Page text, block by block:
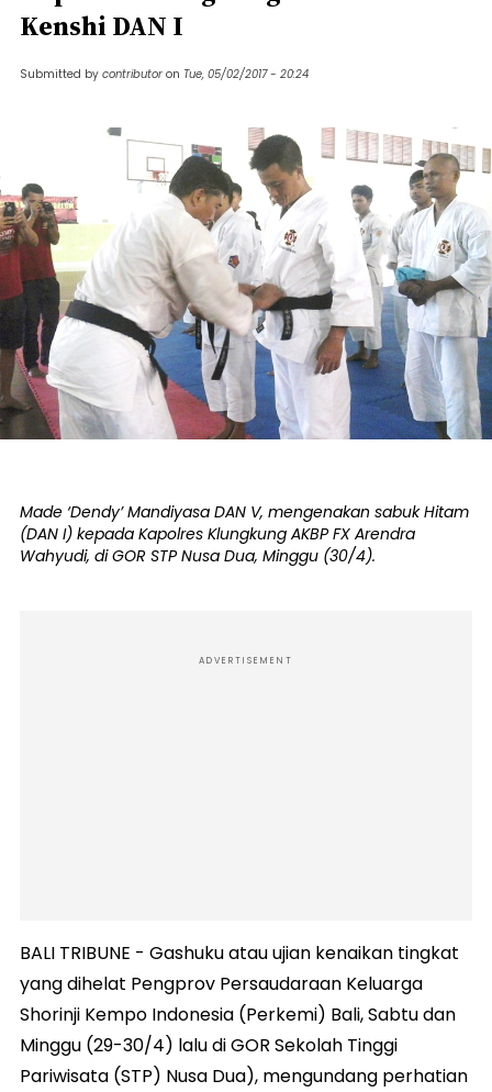
Kenshi DAN I
Submitted by contributor on Tue, 05/02/2017 - 20:24
Made ‘Dendy’ Mandiyasa DAN V, mengenakan sabuk Hitam
(DAN I) kepada Kapolres Klungkung AKBP FX Arendra
Wahyudi, di GOR STP Nusa Dua, Minggu (30/4).
ADVERTISEMENT
BALI TRIBUNE - Gashuku atau ujian kenaikan tingkat
yang dihelat Pengprov Persaudaraan Keluarga
Shorinji Kempo Indonesia (Perkemi) Bali, Sabtu dan
Minggu (29-30/4) lalu di GOR Sekolah Tinggi
Pariwisata (STP) Nusa Dua), mengundang perhatian